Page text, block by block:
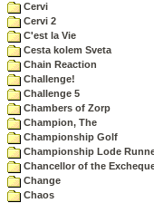
Cervi
Cervi 2
C'est la Vie
Cesta kolem Sveta
Chain Reaction
Challenge!
Challenge 5
Chambers of Zorp
Champion, The
Championship Golf
Championship Lode
Chancellor of the
Change
Chaos